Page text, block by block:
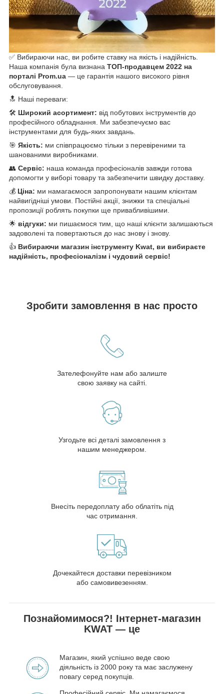
✅ Вибираючи нас, ви робите ставку на якість і надійність.
Наша компанія була визнана ТОП-продавцем 2022 на
порталі Prom.ua — це гарантія нашого високого рівня
обслуговування.
🔝 Наші переваги:
🛠️ Широкий асортимент: від побутових інструментів до
професійного обладнання. Ми забезпечуємо вас
інструментами для будь-яких завдань.
🎯 Якість: ми співпрацюємо тільки з перевіреними та
шанованими виробниками.
👥 Сервіс: наша команда професіоналів завжди готова
допомогти у виборі товару та забезпечити швидку доставку.
💰 Ціна: ми намагаємося запропонувати нашим клієнтам
найвигідніші умови. Постійні акції, знижки та спеціальні
пропозиції роблять покупки ще привабливішими.
🌟 відгуки: ми пишаємося тим, що наші клієнти залишаються
задоволені та повертаються до нас знову і знову.
👍 Вибираючи магазин інструменту Kwat, ви вибираєте
надійність, професіоналізм і чудовий сервіс!
Зробити замовлення в нас просто
Зателефонуйте нам або залиште
свою заявку на сайті.
Узгодьте всі деталі замовлення з
нашим менеджером.
Внесіть передоплату або облатіть під
час отримання.
Дочекайтеся доставки перевізником
або самовивезенням.
Познайомимося?! Інтернет-магазин
KWAT — це
Магазин, який успішно веде свою
діяльність із 2000 року та має заслужену
повагу серед покупців.